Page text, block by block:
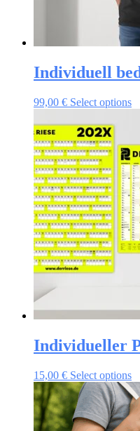
Individuell
99,00 € Select options
Individueller
15,00 € Select options